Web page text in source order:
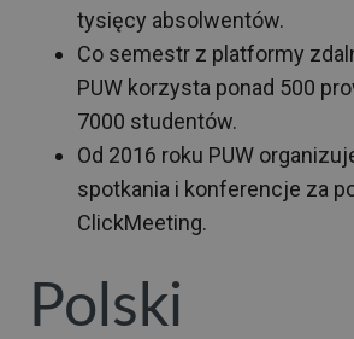
tysięcy absolwentów.
Co semestr z platformy
PUW korzysta ponad 500
7000 studentów.
Od 2016 roku PUW
spotkania i konferencje za
ClickMeeting.
Polski